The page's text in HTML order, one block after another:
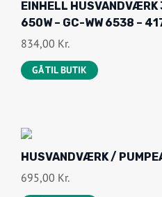
EINHELL
650W – GC-WW 6538 –
834,00 Kr.
GÅ TIL BUTIK
HUSVANDVÆRK /
695,00 Kr.